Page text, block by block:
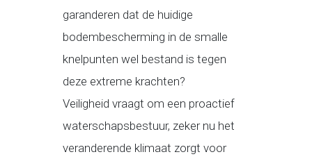
garanderen dat de huidige
bodembescherming in de smalle
knelpunten wel bestand is tegen
deze extreme krachten?
Veiligheid vraagt om een proactief
waterschapsbestuur, zeker nu het
veranderende klimaat zorgt voor